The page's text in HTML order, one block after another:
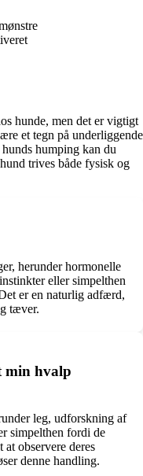
hunde, men det er vigtigt
et tegn på underliggende
humping kan du
trives både fysisk og
herunder hormonelle
eller simpelthen
er en naturlig adfærd,
tæver.
min hvalp
leg, udforskning af
simpelthen fordi de
observere deres
denne handling.